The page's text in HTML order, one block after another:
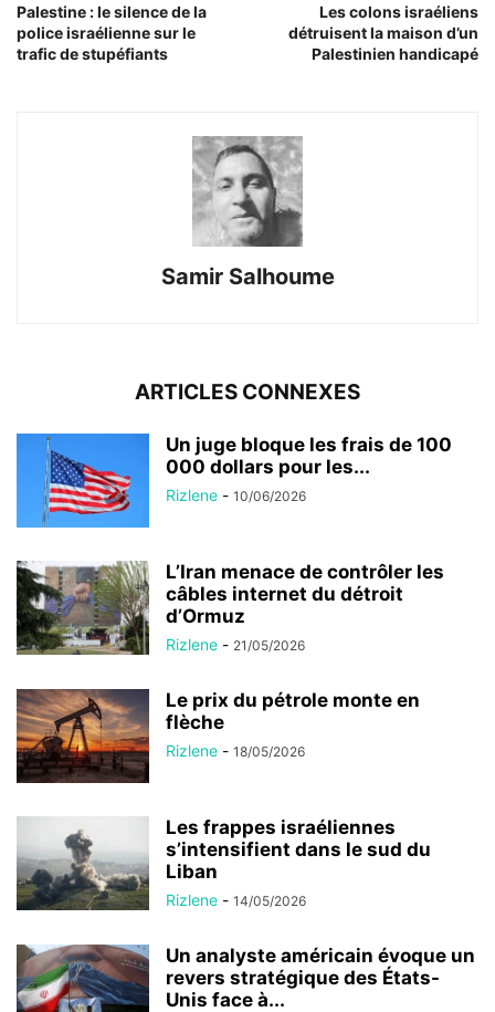
Palestine : le silence de la
police israélienne sur le
trafic de stupéfiants
Les colons israéliens
détruisent la maison d’un
Palestinien handicapé
Samir Salhoume
ARTICLES CONNEXES
Un juge bloque les frais de 100
000 dollars pour les...
Rizlene - 10/06/2026
L’Iran menace de contrôler les
câbles internet du détroit
d’Ormuz
Rizlene - 21/05/2026
Le prix du pétrole monte en
flèche
Rizlene - 18/05/2026
Les frappes israéliennes
s’intensifient dans le sud du
Liban
Rizlene - 14/05/2026
Un analyste américain évoque un
revers stratégique des États-
Unis face à...